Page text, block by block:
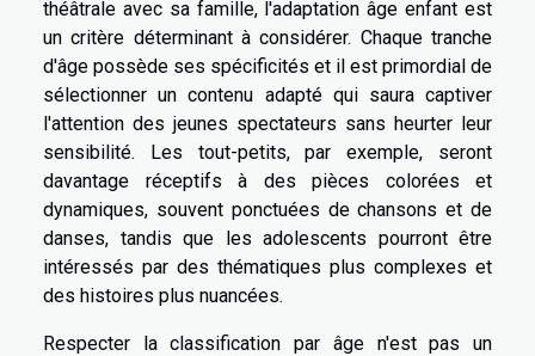
théâtrale avec sa famille, l'adaptation âge enfant est
un critère déterminant à considérer. Chaque tranche
d'âge possède ses spécificités et il est primordial de
sélectionner un contenu adapté qui saura captiver
l'attention des jeunes spectateurs sans heurter leur
sensibilité. Les tout-petits, par exemple, seront
davantage réceptifs à des pièces colorées et
dynamiques, souvent ponctuées de chansons et de
danses, tandis que les adolescents pourront être
intéressés par des thématiques plus complexes et
des histoires plus nuancées.
Respecter la classification par âge n'est pas un